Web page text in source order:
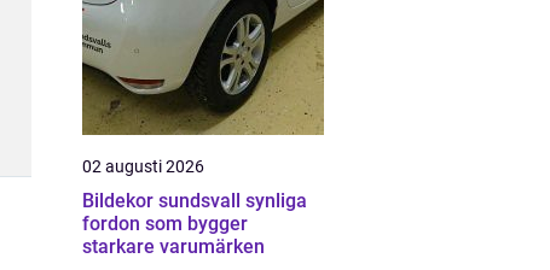
02 augusti 2026
Bildekor sundsvall synliga
fordon som bygger
starkare varumärken